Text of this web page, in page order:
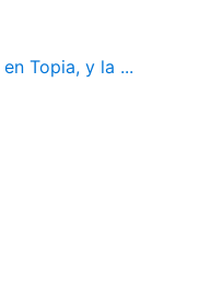
Topia, y la ...